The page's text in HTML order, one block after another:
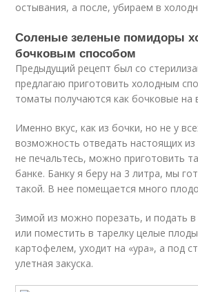
остывания, а после, убираем в
Соленые зеленые помидоры
бочковым способом
Предыдущий рецепт был со
предлагаю приготовить холодным
томаты получаются как бочковые на
Именно вкус, как из бочки, но не у
возможность отведать настоящих из
не печальтесь, можно приготовить
банке. Банку я беру на 3 литра, мы
такой. В нее помещается много
Зимой из можно порезать, и подать в
или поместить в тарелку целые
картофелем, уходит на «ура», а под
улетная закуска.